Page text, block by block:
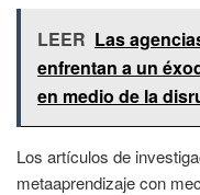
LEER Las
enfrentan a un
en medio de la
Los artículos de
metaaprendizaje con